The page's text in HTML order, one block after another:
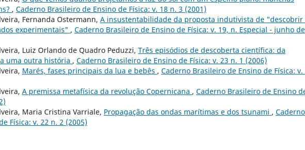
, Caderno Brasileiro de Ensino de Física: v. 18 n. 3 (2001)
Fernanda Ostermann, A insustentabilidade da proposta indutivista de "descobrir
experimentais" , Caderno Brasileiro de Ensino de Física: v. 19, n. Especial - junho de
Luiz Orlando de Quadro Peduzzi, Três episódios de descoberta científica: da
uma outra história , Caderno Brasileiro de Ensino de Física: v. 23 n. 1 (2006)
Marés, fases principais da lua e bebês , Caderno Brasileiro de Ensino de Física: v.
A premissa metafísica da revolução Copernicana , Caderno Brasileiro de Ensino
Maria Cristina Varriale, Propagação das ondas marítimas e dos tsunami , Caderno
Física: v. 22 n. 2 (2005)